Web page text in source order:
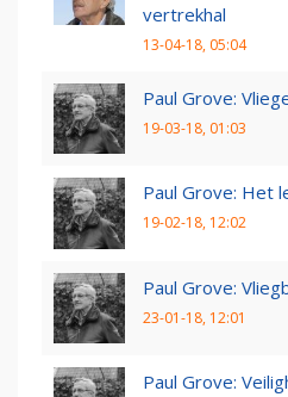
vertrekhal
13-04-18, 05:04
Paul Grove:
19-03-18, 01:03
Paul Grove: Het
19-02-18, 12:02
Paul Grove:
23-01-18, 12:01
Paul Grove: